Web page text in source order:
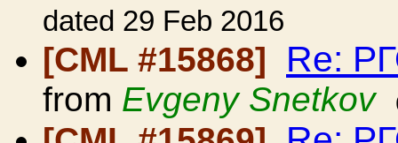
dated 29 Feb 2016
[CML #15868] Re:
from Evgeny Snetkov